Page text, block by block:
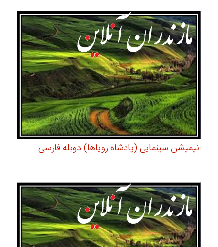
انیمیشن سینمایی (پادشاه رویاها) دوبله فارسی